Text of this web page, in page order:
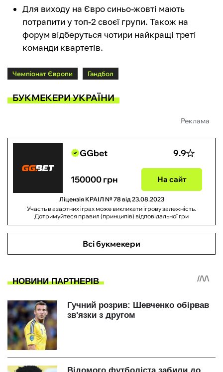
Для виходу на Євро синьо-жовті мають
потрапити у топ-2 своєї групи. Також на
форум відберуться чотири найкращі треті
команди квартетів.
Чемпіонат Європи Гандбол
БУКМЕКЕРИ УКРАЇНИ
Реклама
GGbet 9.9
150000 грн На сайт
Ліцензія КРАІЛ № 78 від 23.08.2023
Участь в азартних іграх може викликати ігрову залежність.
Дотримуйтеся правил (принципів) відповідальної гри
Всі букмекери